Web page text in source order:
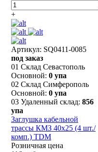
+
Артикул: SQ0411-0085
под заказ
01 Склад Севастополь
Основной: 0 упа
02 Склад Симферополь
Основной: 0 упа
03 Удаленный склад: 856
упа
Заглушка кабельной
трассы КМЗ 40х25 (4 шт./
комп.) TDM
Розничная цена